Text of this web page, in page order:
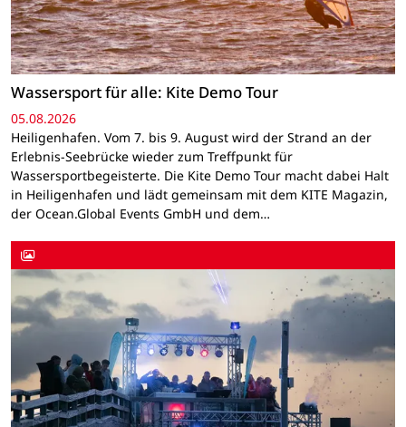
Wassersport für alle: Kite Demo Tour
05.08.2026
Heiligenhafen. Vom 7. bis 9. August wird der Strand an der
Erlebnis-Seebrücke wieder zum Treffpunkt für
Wassersportbegeisterte. Die Kite Demo Tour macht dabei Halt
in Heiligenhafen und lädt gemeinsam mit dem KITE Magazin,
der Ocean.Global Events GmbH und dem…